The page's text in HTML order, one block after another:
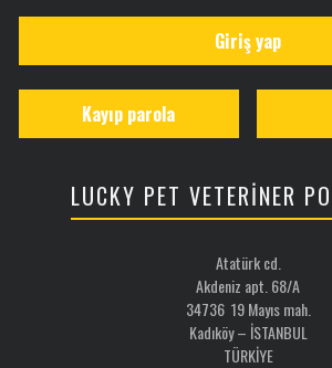
Giriş yap
Kayıp parola
LUCKY PET VETERİNER
Atatürk cd.
Akdeniz apt. 68/A
34736 19 Mayıs mah.
Kadıköy – İSTANBUL
TÜRKİYE